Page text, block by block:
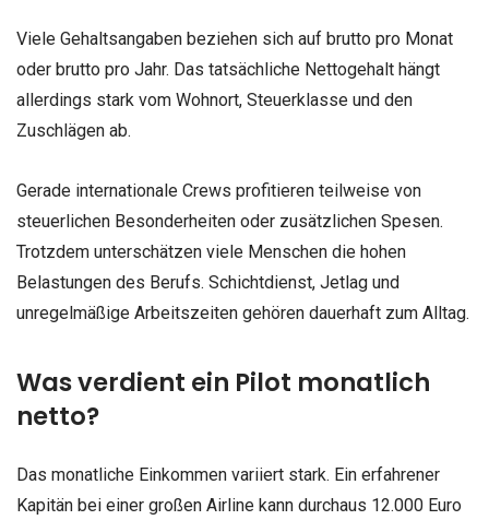
Viele Gehaltsangaben beziehen sich auf brutto pro Monat
oder brutto pro Jahr. Das tatsächliche Nettogehalt hängt
allerdings stark vom Wohnort, Steuerklasse und den
Zuschlägen ab.
Gerade internationale Crews profitieren teilweise von
steuerlichen Besonderheiten oder zusätzlichen Spesen.
Trotzdem unterschätzen viele Menschen die hohen
Belastungen des Berufs. Schichtdienst, Jetlag und
unregelmäßige Arbeitszeiten gehören dauerhaft zum Alltag.
Was verdient ein Pilot monatlich
netto?
Das monatliche Einkommen variiert stark. Ein erfahrener
Kapitän bei einer großen Airline kann durchaus 12.000 Euro